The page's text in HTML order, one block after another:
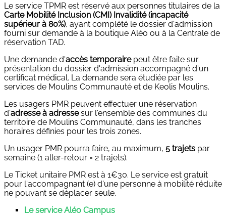
Le service TPMR est réservé aux personnes titulaires de la
Carte Mobilité Inclusion (CMI) Invalidité (incapacité
supérieur à 80%), ayant complété le dossier d'admission
fourni sur demande à la boutique Aléo ou à la Centrale de
réservation TAD.
Une demande d'accès temporairepeut être faite sur
présentation du dossier d'admission accompagné d'un
certificat médical. La demande sera étudiée par les
services de Moulins Communauté et de Keolis Moulins.
Les usagers PMR peuvent effectuer une réservation
d'adresse à adressesur l'ensemble des communes du
territoire de Moulins Communauté, dans les tranches
horaires définies pour les trois zones.
Un usager PMR pourra faire, au maximum, 5 trajets par
semaine (1 aller-retour = 2 trajets).
Le Ticket unitaire PMR est à 1€30. Le service est gratuit
pour l'accompagnant (e) d'une personne à mobilité réduite
ne pouvant se déplacer seule.
Le service Aléo Campus